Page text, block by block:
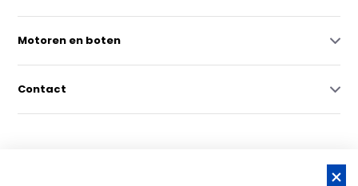
Motoren en boten
Contact